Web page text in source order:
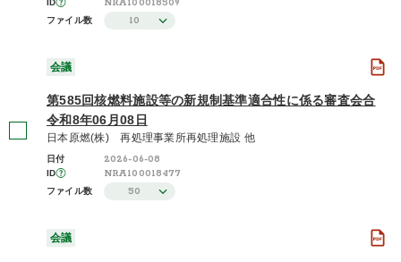
ID NRA100018509
ファイル数 10
会議
第585回核燃料施設等の新規制基準適合性に係る審査会合
令和8年06月08日
日本原燃(株) 再処理事業所再処理施設 他
日付 2026-06-08
ID NRA100018477
ファイル数 50
会議